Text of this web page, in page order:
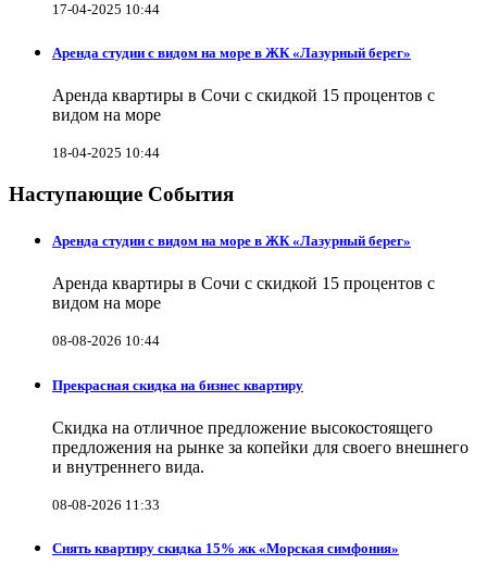
17-04-2025 10:44
Аренда студии с видом на море в ЖК «Лазурный берег»
Аренда квартиры в Сочи с скидкой 15 процентов с
видом на море
18-04-2025 10:44
Наступающие События
Аренда студии с видом на море в ЖК «Лазурный берег»
Аренда квартиры в Сочи с скидкой 15 процентов с
видом на море
08-08-2026 10:44
Прекрасная скидка на бизнес квартиру
Скидка на отличное предложение высокостоящего
предложения на рынке за копейки для своего внешнего
и внутреннего вида.
08-08-2026 11:33
Снять квартиру скидка 15% жк «Морская симфония»